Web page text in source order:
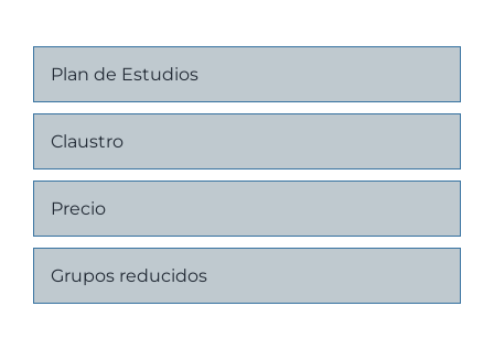
Plan de Estudios
Claustro
Precio
Grupos reducidos